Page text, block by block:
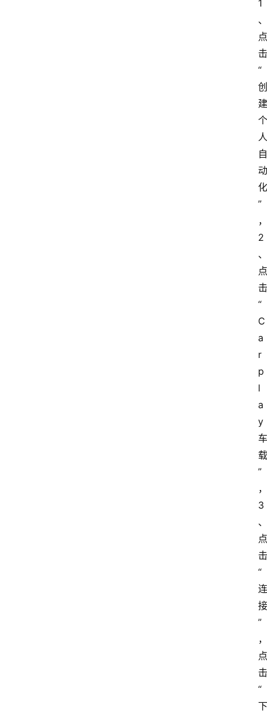
1
、
点
击
“
创
建
个
人
自
动
化
”
，
2
、
点
击
“
C
a
r
p
l
a
y
车
载
”
，
3
、
点
击
“
连
接
”
，
点
击
“
下